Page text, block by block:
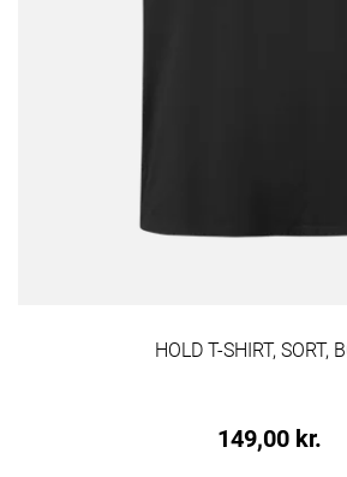
HOLD T-SHIRT, SORT,
149,00 kr.